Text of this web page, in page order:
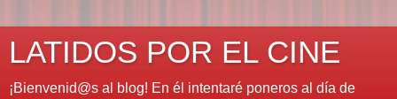
LATIDOS POR EL CINE
¡Bienvenid@s al blog! En él intentaré poneros al día de